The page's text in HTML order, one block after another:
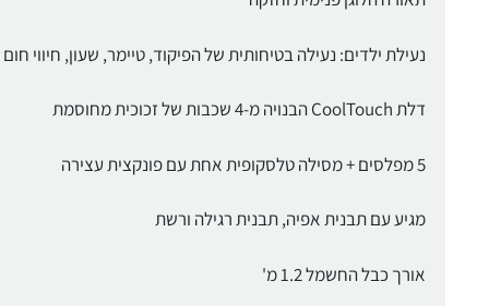
נעילת ילדים: נעילה בטיחותית של הפיקוד, טיימר, שעון, חיווי חום
דלת CoolTouch הבנויה מ-4 שכבות של זכוכית מחוסמת
5 מפלסים + מסילה טלסקופית אחת עם פונקצית עצירה
מגיע עם תבנית אפיה, תבנית רגילה ורשת
אורך כבל החשמל 1.2 מ'